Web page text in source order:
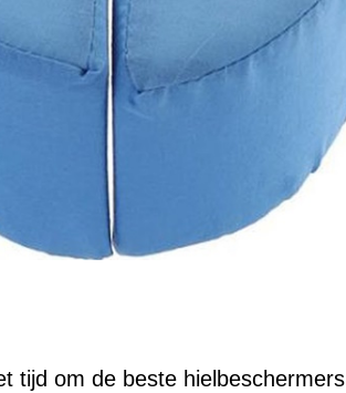
tijd om de beste hielbeschermers